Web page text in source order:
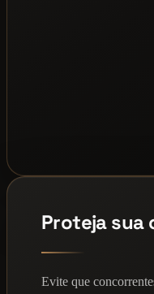
Proteja sua
Evite que